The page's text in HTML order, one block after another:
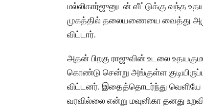
மல்லிகார்ஜுனுடன் வீட்டுக்கு வந்த
முகத்தில் தலையணையை வைத்து
விட்டார்.
அதன் பிறகு ராஜுவின் உடலை
கொண்டு சென்று அங்குள்ள
விட்டனர். இதைத்தொடர்ந்து வெளியே
வரவில்லை என்று மவுனிகா தனது